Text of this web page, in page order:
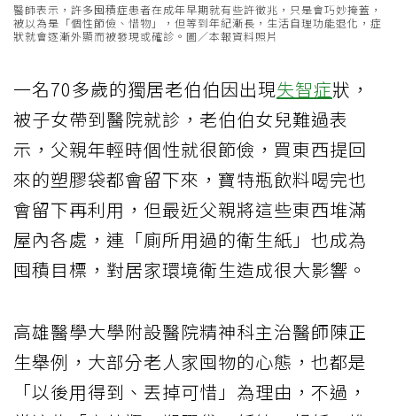
醫師表示，許多囤積症患者在成年早期就有些許徵兆，只是會巧妙掩蓋，
被以為是「個性節儉、惜物」，但等到年紀漸長，生活自理功能退化，症
狀就會逐漸外顯而被發現或確診。圖／本報資料照片
一名70多歲的獨居老伯伯因出現失智症狀，
被子女帶到醫院就診，老伯伯女兒難過表
示，父親年輕時個性就很節儉，買東西提回
來的塑膠袋都會留下來，寶特瓶飲料喝完也
會留下再利用，但最近父親將這些東西堆滿
屋內各處，連「廁所用過的衛生紙」也成為
囤積目標，對居家環境衛生造成很大影響。
高雄醫學大學附設醫院精神科主治醫師陳正
生舉例，大部分老人家囤物的心態，也都是
「以後用得到、丟掉可惜」為理由，不過，